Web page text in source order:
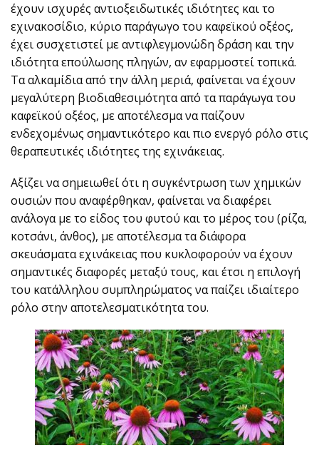
έχουν ισχυρές αντιοξειδωτικές ιδιότητες και το
εχινακοσίδιο, κύριο παράγωγο του καφεϊκού οξέος,
έχει συσχετιστεί με αντιφλεγμονώδη δράση και την
ιδιότητα επούλωσης πληγών, αν εφαρμοστεί τοπικά.
Τα αλκαμίδια από την άλλη μεριά, φαίνεται να έχουν
μεγαλύτερη βιοδιαθεσιμότητα από τα παράγωγα του
καφεϊκού οξέος, με αποτέλεσμα να παίζουν
ενδεχομένως σημαντικότερο και πιο ενεργό ρόλο στις
θεραπευτικές ιδιότητες της εχινάκειας.
Αξίζει να σημειωθεί ότι η συγκέντρωση των χημικών
ουσιών που αναφέρθηκαν, φαίνεται να διαφέρει
ανάλογα με το είδος του φυτού και το μέρος του (ρίζα,
κοτσάνι, άνθος), με αποτέλεσμα τα διάφορα
σκευάσματα εχινάκειας που κυκλοφορούν να έχουν
σημαντικές διαφορές μεταξύ τους, και έτσι η επιλογή
του κατάλληλου συμπληρώματος να παίζει ιδιαίτερο
ρόλο στην αποτελεσματικότητα του.